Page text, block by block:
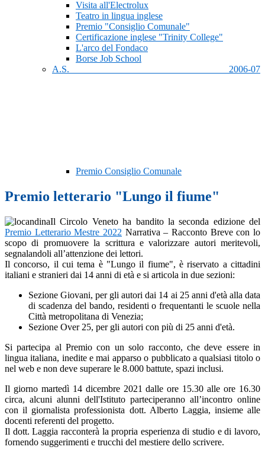
Visita all'Electrolux
Teatro in lingua inglese
Premio "Consiglio Comunale"
Certificazione inglese "Trinity College"
L'arco del Fondaco
Borse Job School
A.S. 2006-07
Premio Consiglio Comunale
Premio letterario "Lungo il fiume"
Il Circolo Veneto ha bandito la seconda edizione del
Premio Letterario Mestre 2022 Narrativa – Racconto Breve con lo
scopo di promuovere la scrittura e valorizzare autori meritevoli,
segnalandoli all’attenzione dei lettori.
Il concorso, il cui tema è "Lungo il fiume", è riservato a cittadini
italiani e stranieri dai 14 anni di età e si articola in due sezioni:
Sezione Giovani, per gli autori dai 14 ai 25 anni d'età alla data
di scadenza del bando, residenti o frequentanti le scuole nella
Città metropolitana di Venezia;
Sezione Over 25, per gli autori con più di 25 anni d'età.
Si partecipa al Premio con un solo racconto, che deve essere in
lingua italiana, inedite e mai apparso o pubblicato a qualsiasi titolo o
nel web e non deve superare le 8.000 battute, spazi inclusi.
Il giorno martedì 14 dicembre 2021 dalle ore 15.30 alle ore 16.30
circa, alcuni alunni dell'Istituto parteciperanno all’incontro online
con il giornalista professionista dott. Alberto Laggia, insieme alle
docenti referenti del progetto.
Il dott. Laggia racconterà la propria esperienza di studio e di lavoro,
fornendo suggerimenti e trucchi del mestiere dello scrivere.